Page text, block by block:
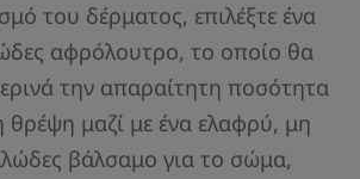
του δέρματος, επιλέξτε ένα
αφρόλουτρο, το οποίο θα
την απαραίτητη ποσότητα
θρέψη μαζί με ένα ελαφρύ, μη
βάλσαμο για το σώμα,